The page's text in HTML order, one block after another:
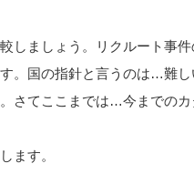
しましょう。リクルート事
す。国の指針と言うのは…
さてここまでは…今までのカ
ます。